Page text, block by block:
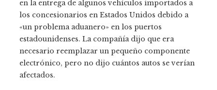
en la entrega de algunos vehículos importados a
los concesionarios en Estados Unidos debido a
«un problema aduanero» en los puertos
estadounidenses. La compañía dijo que era
necesario reemplazar un pequeño componente
electrónico, pero no dijo cuántos autos se verían
afectados.